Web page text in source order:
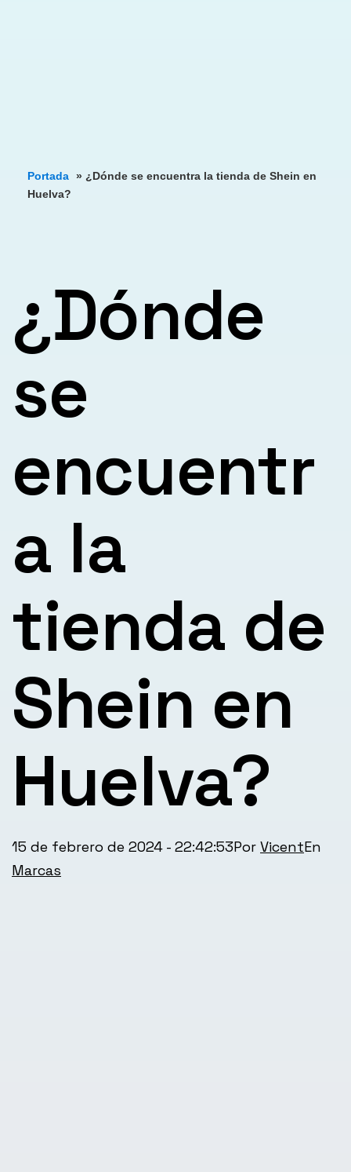
Portada » ¿Dónde se encuentra la tienda de Shein en
Huelva?
¿Dónde
se
encuentr
a la
tienda de
Shein en
Huelva?
Publicada
el
15 de febrero de 2024 - 22:42:53Por Vicent
Marcas